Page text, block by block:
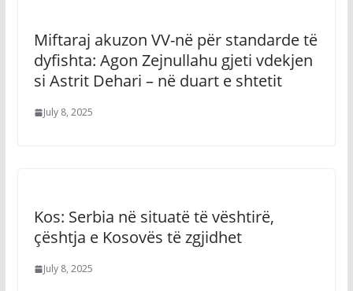
Miftaraj akuzon VV-në për standarde të
dyfishta: Agon Zejnullahu gjeti vdekjen
si Astrit Dehari – në duart e shtetit
July 8, 2025
Kos: Serbia në situatë të vështirë,
çështja e Kosovës të zgjidhet
July 8, 2025